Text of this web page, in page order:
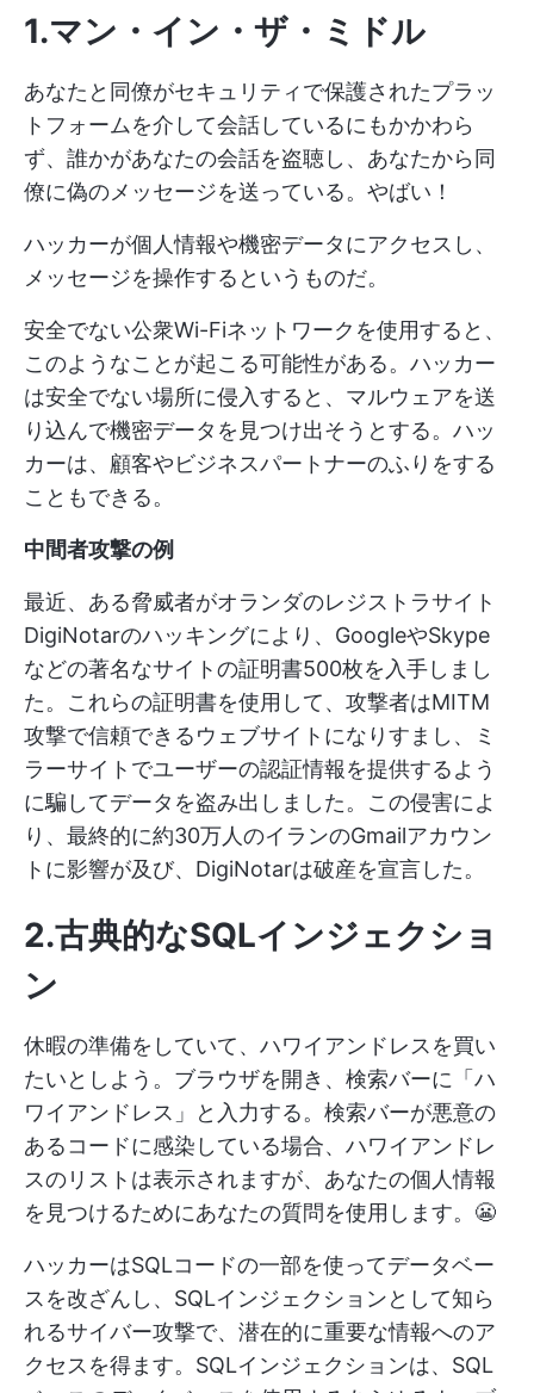
1.マン・イン・ザ・ミドル
あなたと同僚がセキュリティで保護されたプラッ
トフォームを介して会話しているにもかかわら
ず、誰かがあなたの会話を盗聴し、あなたから同
僚に偽のメッセージを送っている。やばい！
ハッカーが個人情報や機密データにアクセスし、
メッセージを操作するというものだ。
安全でない公衆Wi-Fiネットワークを使用すると、
このようなことが起こる可能性がある。ハッカー
は安全でない場所に侵入すると、マルウェアを送
り込んで機密データを見つけ出そうとする。ハッ
カーは、顧客やビジネスパートナーのふりをする
こともできる。
中間者攻撃の例
最近、ある脅威者がオランダのレジストラサイト
DigiNotarのハッキングにより、GoogleやSkype
などの著名なサイトの証明書500枚を入手しまし
た。これらの証明書を使用して、攻撃者はMITM
攻撃で信頼できるウェブサイトになりすまし、ミ
ラーサイトでユーザーの認証情報を提供するよう
に騙してデータを盗み出しました。この侵害によ
り、最終的に約30万人のイランのGmailアカウン
トに影響が及び、DigiNotarは破産を宣言した。
2.古典的なSQLインジェクショ
ン
休暇の準備をしていて、ハワイアンドレスを買い
たいとしよう。ブラウザを開き、検索バーに「ハ
ワイアンドレス」と入力する。検索バーが悪意の
あるコードに感染している場合、ハワイアンドレ
スのリストは表示されますが、あなたの個人情報
を見つけるためにあなたの質問を使用します。😬
ハッカーはSQLコードの一部を使ってデータベー
スを改ざんし、SQLインジェクションとして知ら
れるサイバー攻撃で、潜在的に重要な情報へのア
クセスを得ます。SQLインジェクションは、SQL